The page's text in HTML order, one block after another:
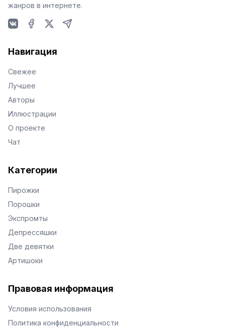
жанров в интернете.
Навигация
Свежее
Лучшее
Авторы
Иллюстрации
О проекте
Чат
Категории
Пирожки
Порошки
Экспромты
Депрессяшки
Две девятки
Артишоки
Правовая информация
Условия использования
Политика конфиденциальности